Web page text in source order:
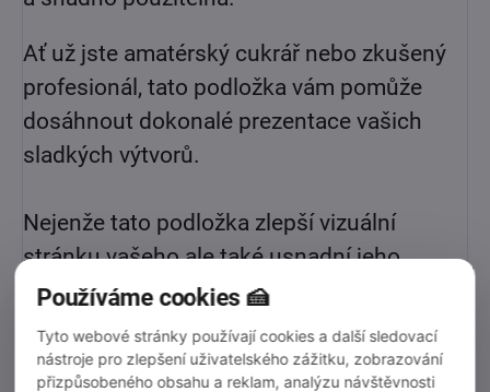
Ať už jste amatérský cukrář nebo zkušený
profesionál, tato podložka vám pomůže
dosáhnout dokonalé prezentace vašich
sladkých výtvorů.
Nejenže tato podložka zlepší vizuální
stránku vašeho ale také usnadní jeho
manipulaci a přepravu. Díky její pevnosti a
odolnosti můžete svůj dort snadno přenést
na místo určení bez obav z poškození.
Používáme cookies 🍰
Tyto webové stránky používají cookies a další sledovací
nástroje pro zlepšení uživatelského zážitku, zobrazování
přizpůsobeného obsahu a reklam, analýzu návštěvnosti